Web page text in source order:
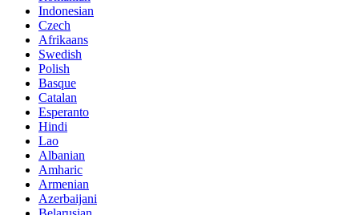
Indonesian
Czech
Afrikaans
Swedish
Polish
Basque
Catalan
Esperanto
Hindi
Lao
Albanian
Amharic
Armenian
Azerbaijani